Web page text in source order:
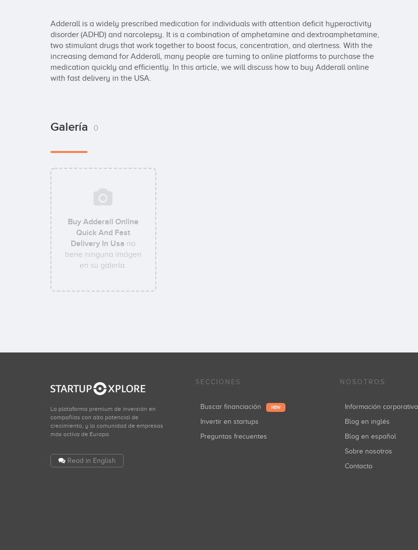
Adderall is a widely prescribed medication for individuals with attention deficit hyperactivity
disorder (ADHD) and narcolepsy. It is a combination of amphetamine and dextroamphetamine,
two stimulant drugs that work together to boost focus, concentration, and alertness. With the
increasing demand for Adderall, many people are turning to online platforms to purchase the
medication quickly and efficiently. In this article, we will discuss how to buy Adderall online
with fast delivery in the USA.
Galería 0
Buy Adderall Online
Quick And Fast
Delivery In Usa no
tiene ninguna imágen
en su galería.
La plataforma premium de inversión en
compañías con alto potencial de
crecimiento, y la comunidad de empresas
más activa de Europa.
Read in English
SECCIONES
Buscar financiación NEW
Invertir en startups
Preguntas frecuentes
NOSOTROS
Información corporativa
Blog en inglés
Blog en español
Sobre nosotros
Contacto